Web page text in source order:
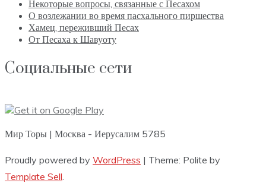
Некоторые вопросы, связанные с Песахом
О возлежании во время пасхального пиршества
Хамец, переживший Песах
От Песаха к Шавуоту
Социальные сети
Мир Торы | Москва - Иерусалим 5785
Proudly powered by WordPress | Theme: Polite by
Template Sell